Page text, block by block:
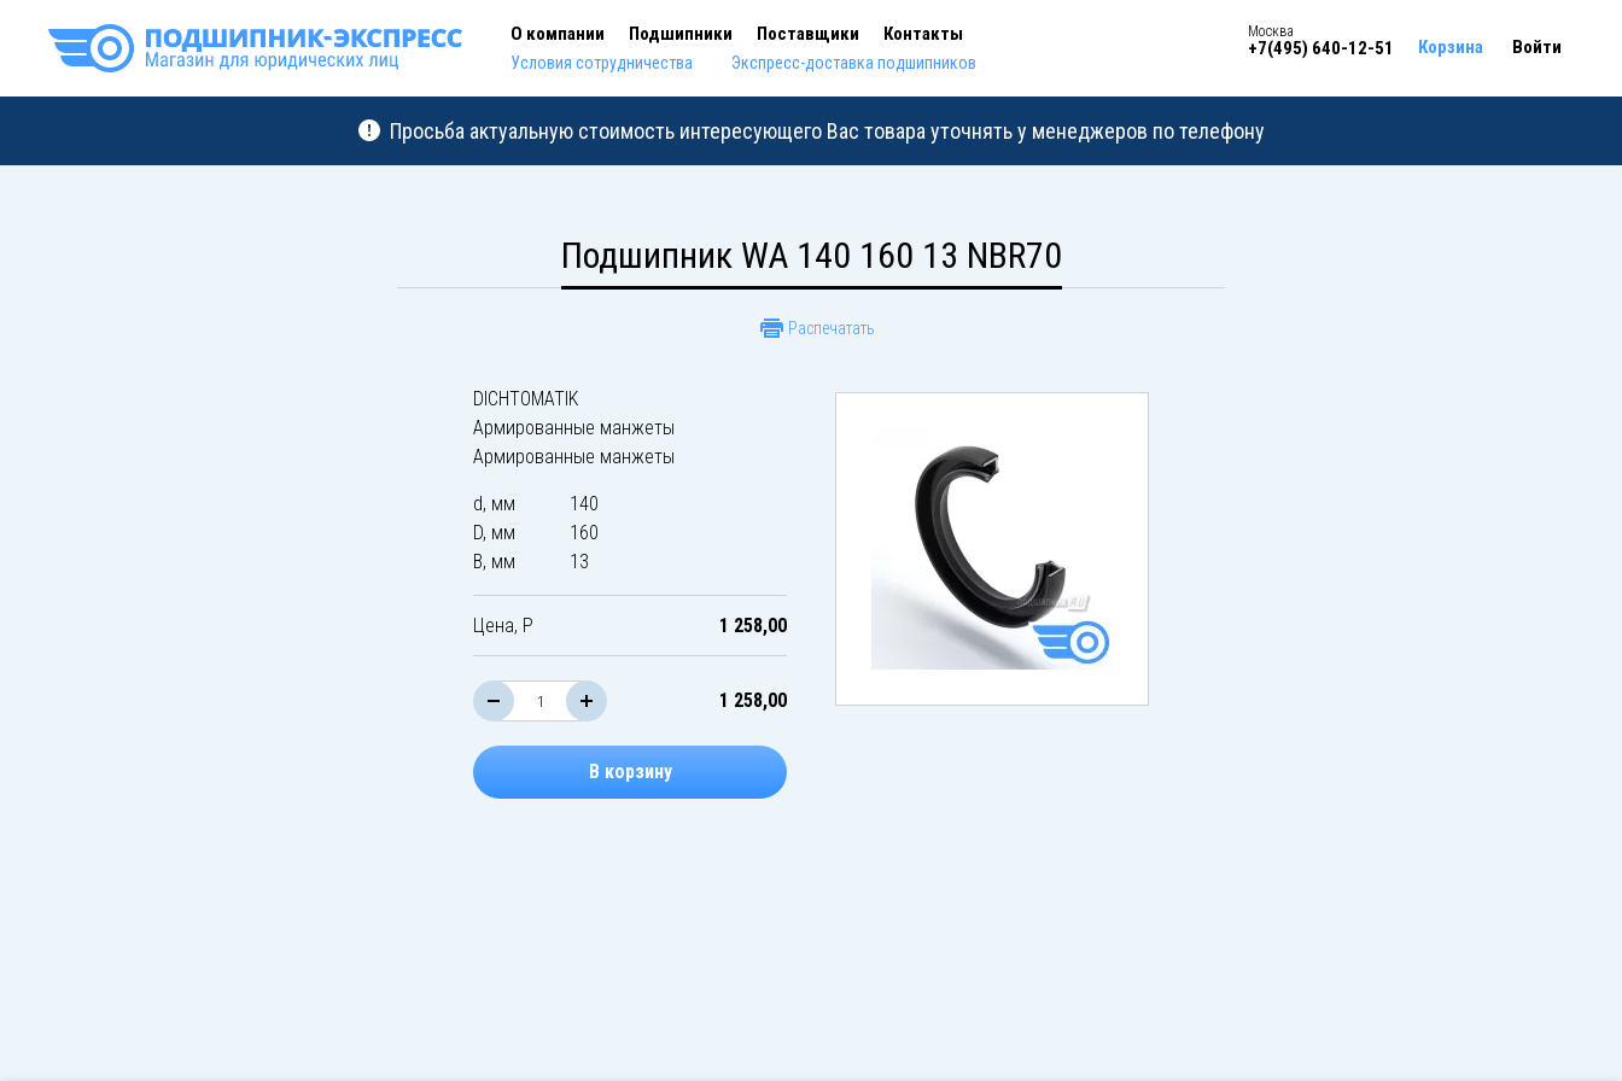
О компании Подшипники Поставщики Контакты
Условия сотрудничества Экспресс-доставка подшипников
Москва
+7(495) 640-12-51 Корзина Войти
Просьба актуальную стоимость интересующего Вас товара уточнять у менеджеров по телефону
Подшипник WA 140 160 13 NBR70
Распечатать
DICHTOMATIK
Армированные манжеты
Армированные манжеты
d, мм
140
D, мм
160
B, мм
13
Цена, Р 1 258,00
1 258,00
В корзину